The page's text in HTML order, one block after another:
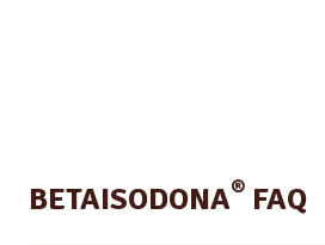
BETAISODONA® FAQ